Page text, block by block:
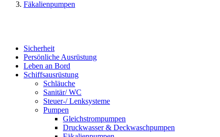
Fäkalienpumpen
Sicherheit
Persönliche Ausrüstung
Leben an Bord
Schiffsausrüstung
Schläuche
Sanitär/ WC
Steuer-/ Lenksysteme
Pumpen
Gleichstrompumpen
Druckwasser & Deckwaschpumpen